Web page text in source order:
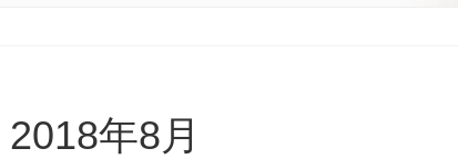
2018年8月